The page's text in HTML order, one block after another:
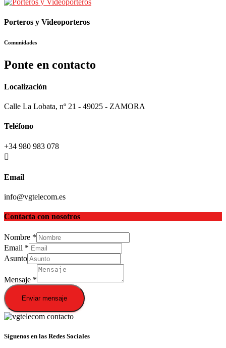
Porteros y Videoporteros
Comunidades
Ponte en contacto
Localización
Calle La Lobata, nº 21 - 49025 - ZAMORA
Teléfono
+34 980 983 078
Email
info@vgtelecom.es
Contacta con nosotros
Nombre *
Email *
Asunto
Mensaje *
Enviar mensaje
Síguenos en las Redes Sociales